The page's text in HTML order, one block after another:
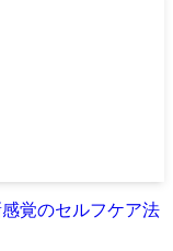
覚のセルフケア法